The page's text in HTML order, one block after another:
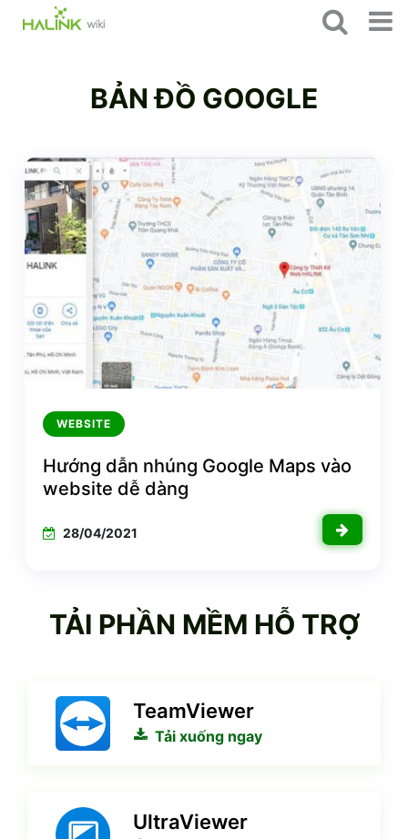
BẢN ĐỒ GOOGLE
WEBSITE
Hướng dẫn nhúng Google Maps vào
website dễ dàng
28/04/2021
TẢI PHẦN MỀM HỖ TRỢ
TeamViewer
Tải xuống ngay
UltraViewer